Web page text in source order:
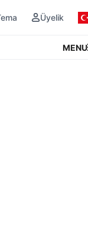
Üyelik
MENU